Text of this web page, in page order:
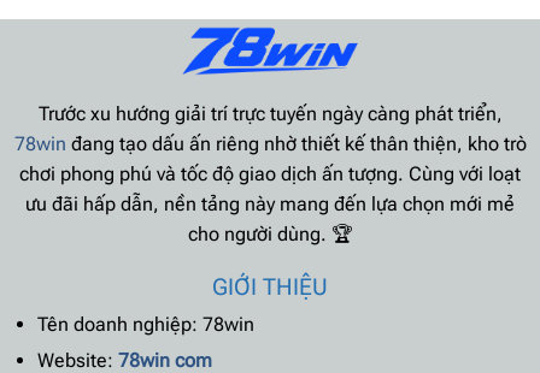
Trước xu hướng giải trí trực tuyến ngày càng phát triển,
78win đang tạo dấu ấn riêng nhờ thiết kế thân thiện, kho trò
chơi phong phú và tốc độ giao dịch ấn tượng. Cùng với loạt
ưu đãi hấp dẫn, nền tảng này mang đến lựa chọn mới mẻ
cho người dùng. 🏆
GIỚI THIỆU
Tên doanh nghiệp: 78win
Website: 78win com